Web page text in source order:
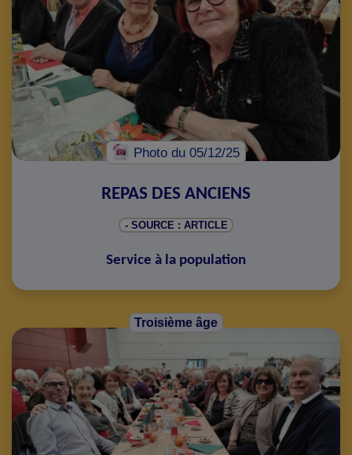
Photo du 05/12/25
REPAS DES ANCIENS
- SOURCE : ARTICLE
Service à la population
Troisième âge